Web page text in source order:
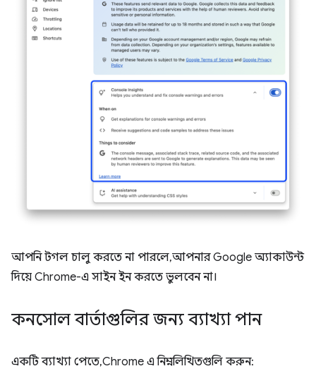
আপনি টগল চালু করতে না পারলে, আপনার Google অ্যাকাউন্ট
দিয়ে Chrome-এ সাইন ইন করতে ভুলবেন না।
কনসোল বার্তাগুলির জন্য ব্যাখ্যা পান
একটি ব্যাখ্যা পেতে, Chrome এ নিম্নলিখিতগুলি করুন: